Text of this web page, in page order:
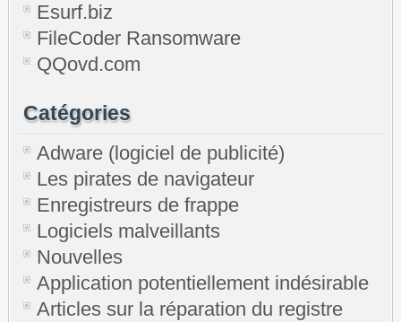
Esurf.biz
FileCoder Ransomware
QQovd.com
Catégories
Adware (logiciel de publicité)
Les pirates de navigateur
Enregistreurs de frappe
Logiciels malveillants
Nouvelles
Application potentiellement indésirable
Articles sur la réparation du registre